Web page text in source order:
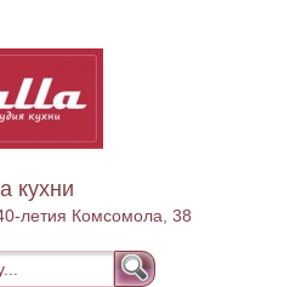
кухни
летия Комсомола, 38